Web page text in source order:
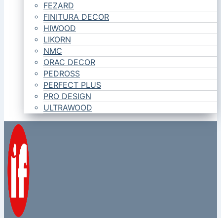
FEZARD
FINITURA DECOR
HIWOOD
LIKORN
NMC
ORAC DECOR
PEDROSS
PERFECT PLUS
PRO DESIGN
ULTRAWOOD